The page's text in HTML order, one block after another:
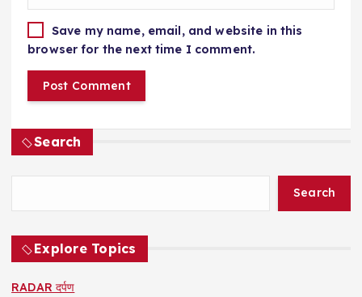
Save my name, email, and website in this
browser for the next time I comment.
Search
Search
Explore Topics
RADAR दर्पण